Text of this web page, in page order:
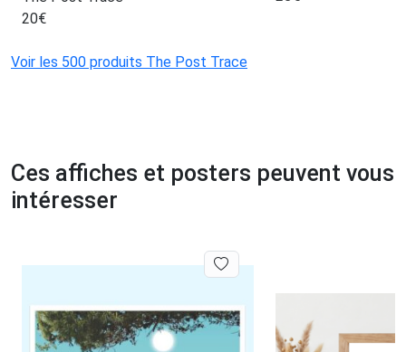
20€
Voir les 500 produits The Post Trace
Ces affiches et posters peuvent vous
intéresser